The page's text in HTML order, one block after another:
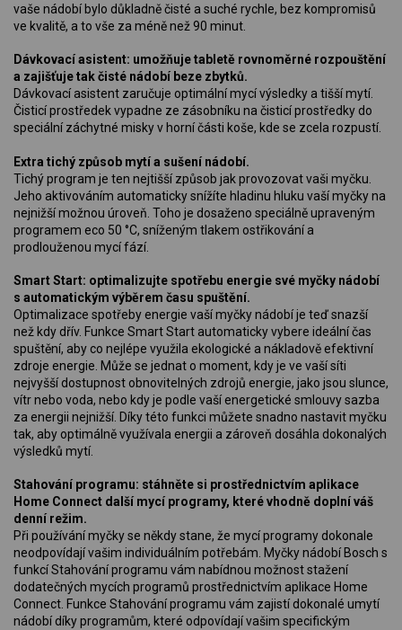
vaše nádobí bylo důkladně čisté a suché rychle, bez kompromisů
ve kvalitě, a to vše za méně než 90 minut.
Dávkovací asistent: umožňuje tabletě rovnoměrné rozpouštění
a zajišťuje tak čisté nádobí beze zbytků.
Dávkovací asistent zaručuje optimální mycí výsledky a tišší mytí.
Čisticí prostředek vypadne ze zásobníku na čisticí prostředky do
speciální záchytné misky v horní části koše, kde se zcela rozpustí.
Extra tichý způsob mytí a sušení nádobí.
Tichý program je ten nejtišší způsob jak provozovat vaši myčku.
Jeho aktivováním automaticky snížíte hladinu hluku vaší myčky na
nejnižší možnou úroveň. Toho je dosaženo speciálně upraveným
programem eco 50 °C, sníženým tlakem ostřikování a
prodlouženou mycí fází.
Smart Start: optimalizujte spotřebu energie své myčky nádobí
s automatickým výběrem času spuštění.
Optimalizace spotřeby energie vaší myčky nádobí je teď snazší
než kdy dřív. Funkce Smart Start automaticky vybere ideální čas
spuštění, aby co nejlépe využila ekologické a nákladově efektivní
zdroje energie. Může se jednat o moment, kdy je ve vaší síti
nejvyšší dostupnost obnovitelných zdrojů energie, jako jsou slunce,
vítr nebo voda, nebo kdy je podle vaší energetické smlouvy sazba
za energii nejnižší. Díky této funkci můžete snadno nastavit myčku
tak, aby optimálně využívala energii a zároveň dosáhla dokonalých
výsledků mytí.
Stahování programu: stáhněte si prostřednictvím aplikace
Home Connect další mycí programy, které vhodně doplní váš
denní režim.
Při používání myčky se někdy stane, že mycí programy dokonale
neodpovídají vašim individuálním potřebám. Myčky nádobí Bosch s
funkcí Stahování programu vám nabídnou možnost stažení
dodatečných mycích programů prostřednictvím aplikace Home
Connect. Funkce Stahování programu vám zajistí dokonalé umytí
nádobí díky programům, které odpovídají vašim specifickým